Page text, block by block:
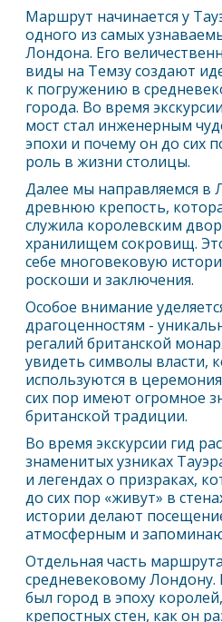
Маршрут начинается у
одного из самых
Лондона. Его
виды на Темзу создают
к погружению в
города. Во время
мост стал инженерным
эпохи и почему он до сих
роль в жизни столицы.
Далее мы направляемся в
древнюю крепость,
служила королевским
хранилищем сокровищ.
себе многовековую
роскоши и заключения.
Особое внимание
драгоценностям -
регалий британской
увидеть символы власти,
используются в
сих пор имеют огромное
британской традиции.
Во время экскурсии гид
знаменитых узниках
и легендах о призраках,
до сих пор «живут» в
истории делают
атмосферным и
Отдельная часть
средневековомуЛондону.
был город в эпоху
крепостных стен, как он